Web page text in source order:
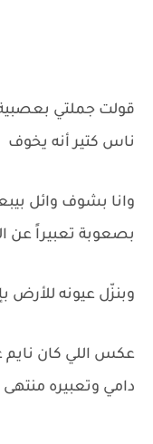
قولت جملتي بعصبية
ناس كتير أنه يخوف
وانا بشوف وائل
بصعوبة تعبيراً عن
وبنزّل عيونه للأرض
عكس اللي كان نايم
دامي وتعبيره منتهى